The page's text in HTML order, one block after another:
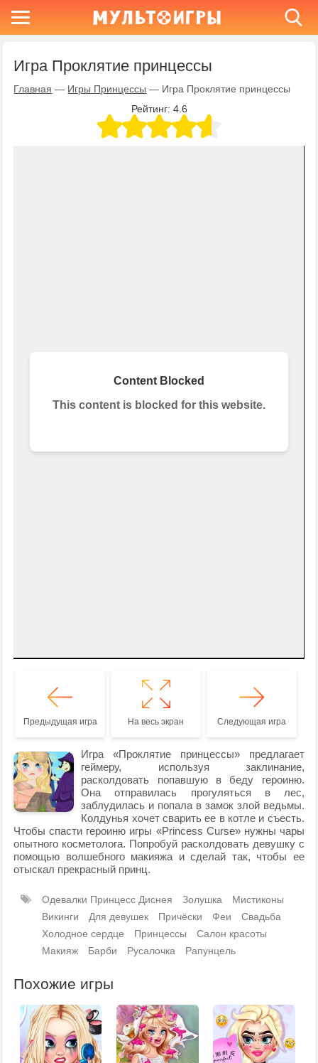
Игра Проклятие принцессы
Главная — Игры Принцессы — Игра Проклятие принцессы
Рейтинг: 4.6
Предыдущая игра На весь экран Следующая игра
Игра «Проклятие принцессы» предлагает
геймеру, используя заклинание,
расколдовать попавшую в беду героиню.
Она отправилась прогуляться в лес,
заблудилась и попала в замок злой ведьмы.
Колдунья хочет сварить ее в котле и съесть.
Чтобы спасти героиню игры «Princess Curse» нужны чары
опытного косметолога. Попробуй расколдовать девушку с
помощью волшебного макияжа и сделай так, чтобы ее
отыскал прекрасный принц.
Одевалки Принцесс Диснея Золушка
Мистиконы
Викинги
Для девушек Причёски Феи
Свадьба
Холодное сердце
Принцессы
Салон красоты
Макияж
Барби Русалочка Рапунцель
Похожие игры